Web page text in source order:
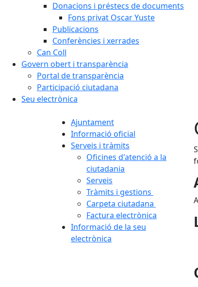
Donacions i préstecs de documents
Fons privat Oscar Yuste
Publicacions
Conferències i xerrades
Can Coll
Govern obert i transparència
Portal de transparència
Participació ciutadana
Seu electrònica
Ajuntament
Informació oficial
Serveis i tràmits
Oficines d'atenció a la
ciutadania
Serveis
Tràmits i gestions
Carpeta ciutadana
Factura electrònica
Informació de la seu
electrònica